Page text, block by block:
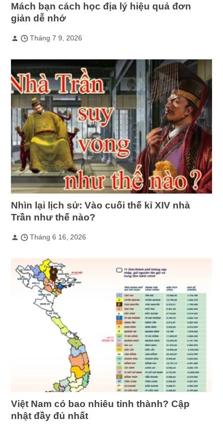
Mách bạn cách học địa lý hiệu quả đơn
giản dễ nhớ
Tháng 7 9, 2026
Nhìn lại lịch sử: Vào cuối thế kỉ XIV nhà
Trần như thế nào?
Tháng 6 16, 2026
Việt Nam có bao nhiêu tỉnh thành? Cập
nhật đầy đủ nhất